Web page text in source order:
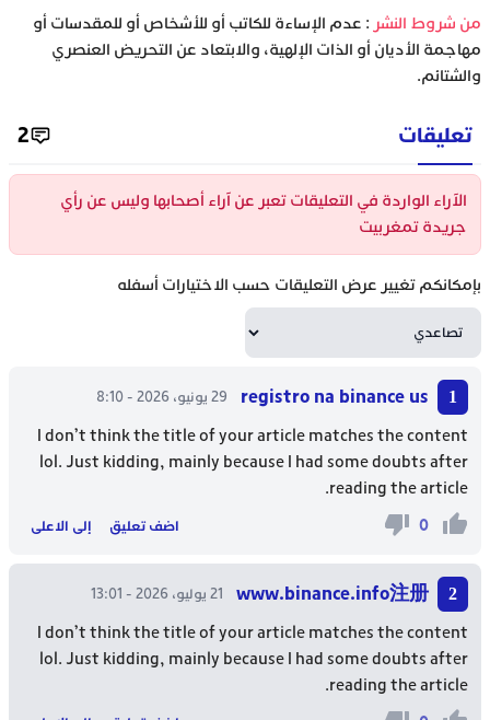
‫من شروط النشر : عدم الإساءة للكاتب أو للأشخاص أو للمقدسات أو
مهاجمة الأديان أو الذات الإلهية، والابتعاد عن التحريض العنصري
والشتائم.
تعليقات 2
الآراء الواردة في التعليقات تعبر عن آراء أصحابها وليس عن رأي
جريدة تمغربيت
بإمكانكم تغيير عرض التعليقات حسب الاختيارات أسفله
registro na binance us 29 يونيو، 2026 - 8:10
I don’t think the title of your article matches the content
lol. Just kidding, mainly because I had some doubts after
reading the article.
0 اضف تعليق إلى الاعلى
www.binance.info注册 21 يوليو، 2026 - 13:01
I don’t think the title of your article matches the content
lol. Just kidding, mainly because I had some doubts after
reading the article.